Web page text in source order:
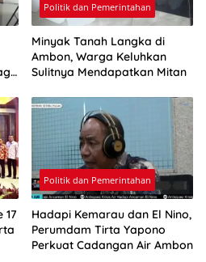
Politik dan Pemerintahan
Minyak Tanah Langka di
Ambon, Warga Keluhkan
Sulitnya Mendapatkan Mitan
17
Politik dan Pemerintahan
Hadapi Kemarau dan El Nino,
Perumdam Tirta Yapono
Perkuat Cadangan Air Ambon